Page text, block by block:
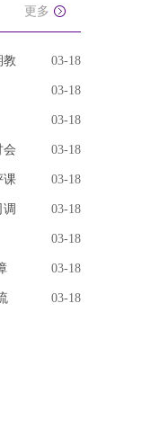
更多
教 03-18
03-18
03-18
会 03-18
课 03-18
03-18
03-18
03-18
03-18